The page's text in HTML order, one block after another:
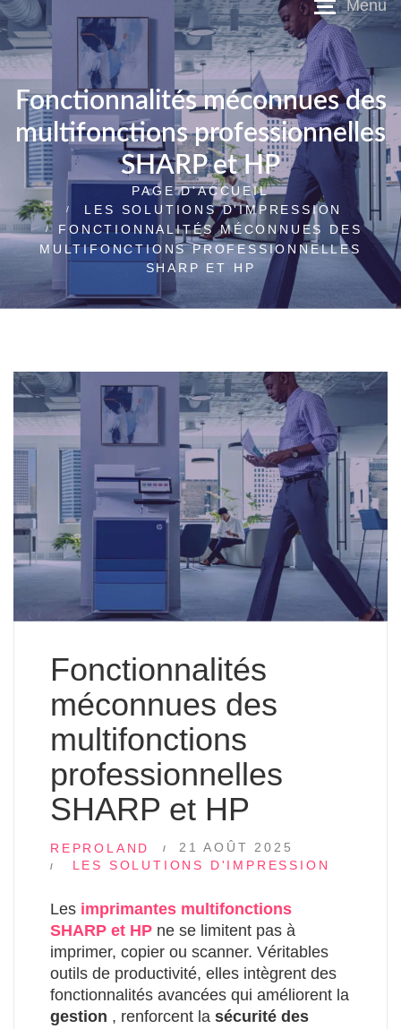
Fonctionnalités méconnues des
multifonctions professionnelles
SHARP et HP
PAGE D'ACCUEIL
LES SOLUTIONS D'IMPRESSION
FONCTIONNALITÉS MÉCONNUES DES
MULTIFONCTIONS PROFESSIONNELLES
SHARP ET HP
Fonctionnalités
méconnues des
multifonctions
professionnelles
SHARP et HP
REPROLAND
21 AOÛT 2025
LES SOLUTIONS D'IMPRESSION
Les imprimantes multifonctions
SHARP et HP ne se limitent pas à
imprimer, copier ou scanner. Véritables
outils de productivité, elles intègrent des
fonctionnalités avancées qui améliorent la
gestion , renforcent la sécurité des